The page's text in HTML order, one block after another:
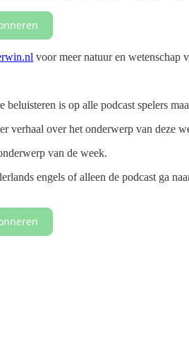
voor meer natuur en wetenschap
is op alle podcast spelers
verhaal over het onderwerp van deze
van de week.
engels of alleen de podcast ga